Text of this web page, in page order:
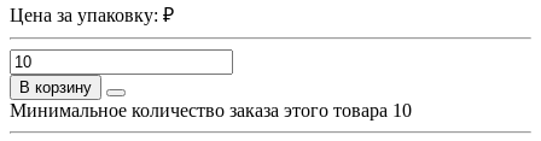
Цена за упаковку: ₽
В корзину
Минимальное количество заказа этого товара 10